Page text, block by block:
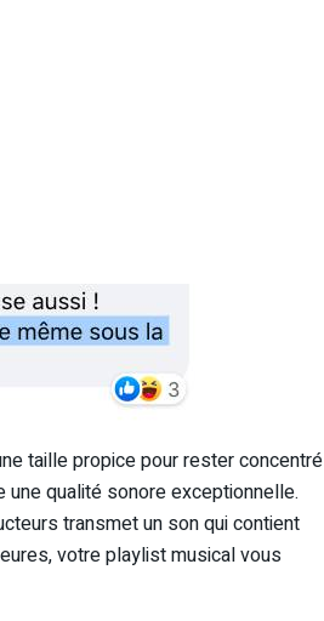
taille propice pour rester concentré
qualité sonore exceptionnelle.
transmet un son qui contient
votre playlist musical vous